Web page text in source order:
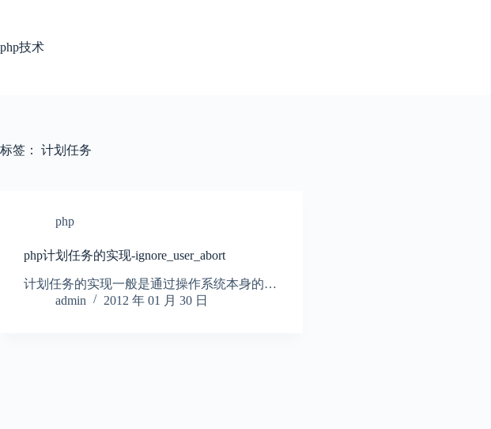
内
容
php技术
标签： 计划任务
php
php计划任务的实现-ignore_user_abort
计划任务的实现一般是通过操作系统本身的…
admin
2012 年 01 月 30 日